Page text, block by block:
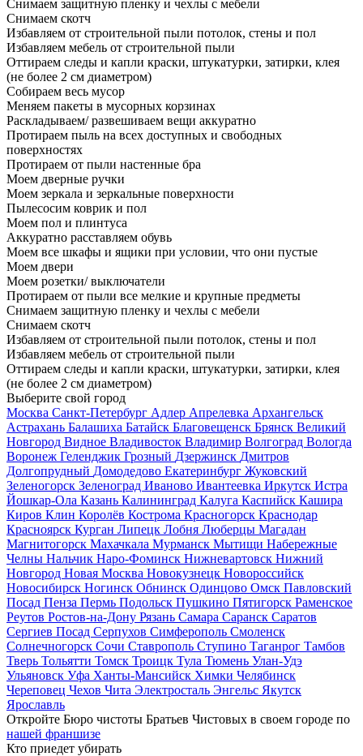
Снимаем защитную пленку и чехлы с мебели
Снимаем скотч
Избавляем от строительной пыли потолок, стены и пол
Избавляем мебель от строительной пыли
Оттираем следы и капли краски, штукатурки, затирки, клея
(не более 2 см диаметром)
Собираем весь мусор
Меняем пакеты в мусорных корзинах
Раскладываем/ развешиваем вещи аккуратно
Протираем пыль на всех доступных и свободных
поверхностях
Протираем от пыли настенные бра
Моем дверные ручки
Моем зеркала и зеркальные поверхности
Пылесосим коврик и пол
Моем пол и плинтуса
Аккуратно расставляем обувь
Моем все шкафы и ящики при условии, что они пустые
Моем двери
Моем розетки/ выключатели
Протираем от пыли все мелкие и крупные предметы
Снимаем защитную пленку и чехлы с мебели
Снимаем скотч
Избавляем от строительной пыли потолок, стены и пол
Избавляем мебель от строительной пыли
Оттираем следы и капли краски, штукатурки, затирки, клея
(не более 2 см диаметром)
Выберите свой город
Москва Санкт-Петербург Адлер Апрелевка Архангельск
Астрахань Балашиха Батайск Благовещенск Брянск Великий
Новгород Видное Владивосток Владимир Волгоград Вологда
Воронеж Геленджик Грозный Дзержинск Дмитров
Долгопрудный Домодедово Екатеринбург Жуковский
Зеленогорск Зеленоград Иваново Ивантеевка Иркутск Истра
Йошкар-Ола Казань Калининград Калуга Каспийск Кашира
Киров Клин Королёв Кострома Красногорск Краснодар
Красноярск Курган Липецк Лобня Люберцы Магадан
Магнитогорск Махачкала Мурманск Мытищи Набережные
Челны Нальчик Наро-Фоминск Нижневартовск Нижний
Новгород Новая Москва Новокузнецк Новороссийск
Новосибирск Ногинск Обнинск Одинцово Омск Павловский
Посад Пенза Пермь Подольск Пушкино Пятигорск Раменское
Реутов Ростов-на-Дону Рязань Самара Саранск Саратов
Сергиев Посад Серпухов Симферополь Смоленск
Солнечногорск Сочи Ставрополь Ступино Таганрог Тамбов
Тверь Тольятти Томск Троицк Тула Тюмень Улан-Удэ
Ульяновск Уфа Ханты-Мансийск Химки Челябинск
Череповец Чехов Чита Электросталь Энгельс Якутск
Ярославль
Откройте Бюро чистоты Братьев Чистовых в своем городе по
нашей франшизе
Кто приедет убирать